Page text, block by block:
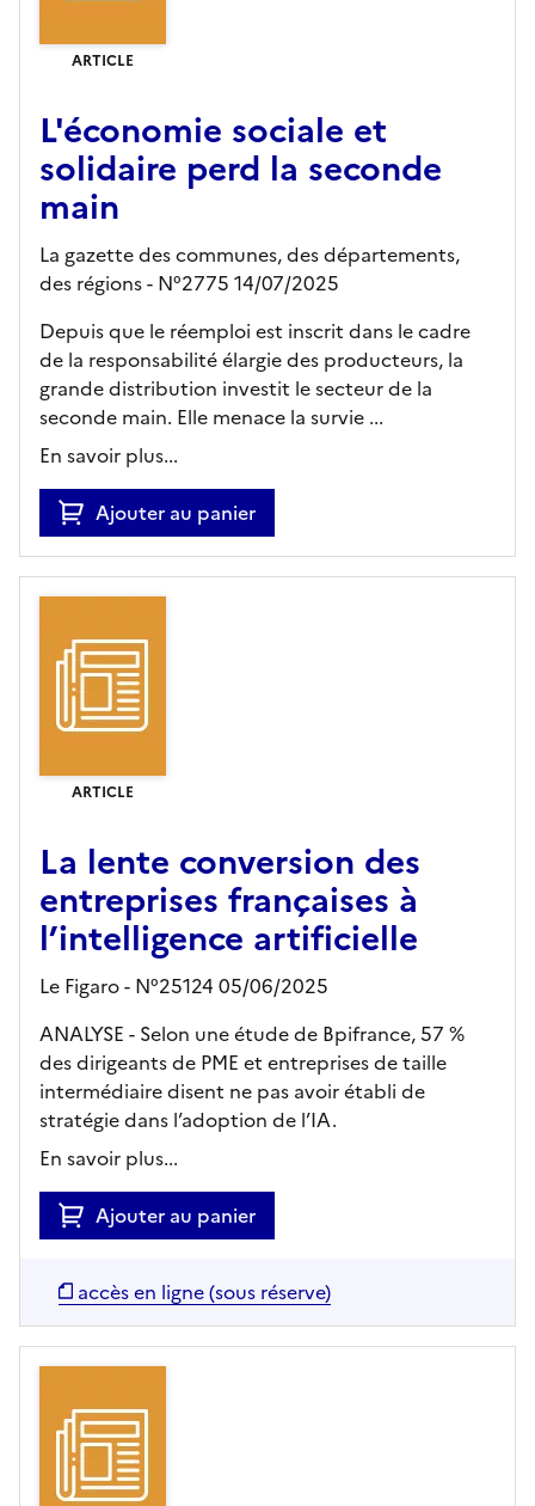
ARTICLE
L'économie sociale et
solidaire perd la seconde
main
La gazette des communes, des départements,
des régions - N°2775 14/07/2025
Depuis que le réemploi est inscrit dans le cadre
de la responsabilité élargie des producteurs, la
grande distribution investit le secteur de la
seconde main. Elle menace la survie ...
En savoir plus...
Ajouter au panier
ARTICLE
La lente conversion des
entreprises françaises à
l’intelligence artificielle
Le Figaro - N°25124 05/06/2025
ANALYSE - Selon une étude de Bpifrance, 57 %
des dirigeants de PME et entreprises de taille
intermédiaire disent ne pas avoir établi de
stratégie dans l’adoption de l’IA.
En savoir plus...
Ajouter au panier
accès en ligne (sous réserve)